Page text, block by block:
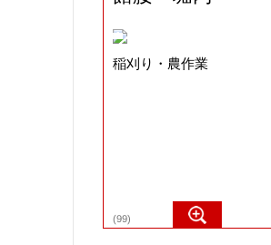
稲刈り・農作業
(99)